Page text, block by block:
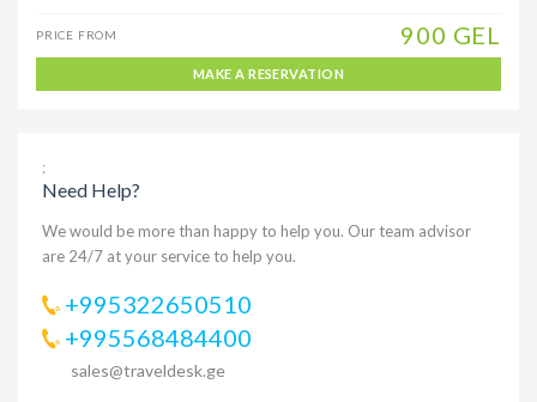
PRICE FROM 900 GEL
MAKE A RESERVATION
;
Need Help?
We would be more than happy to help you. Our team advisor
are 24/7 at your service to help you.
+995322650510
+995568484400
sales@traveldesk.ge